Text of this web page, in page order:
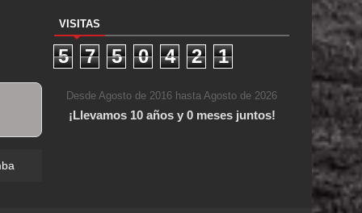
VISITAS
5 7 5 0 4 2 1
Desde Agosto de 2016 hasta Agosto de 2026
¡Llevamos 10 años y 0 meses juntos!